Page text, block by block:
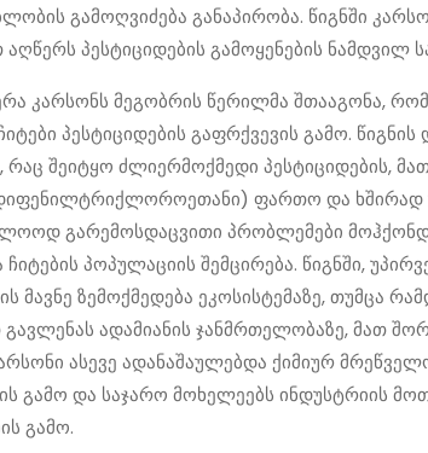
გამოღვიძება განაპირობა. წიგნში
პესტიციდების გამოყენების ნამდვილ
კარსონს მეგობრის წერილმა შთააგონა,
პესტიციდების გაფრქვევის გამო.
რაც შეიტყო ძლიერმოქმედი პესტიციდების,
ფართო და ხშირად
გარემოსდაცვითი პრობლემები
პოპულაციის შემცირება. წიგნში,
მავნე ზემოქმედება ეკოსისტემაზე, თუმცა
ადამიანის ჯანმრთელობაზე, მათ
ასევე ადანაშაულებდა ქიმიურ
გამო და საჯარო მოხელეებს ინდუსტრიის
გამო.